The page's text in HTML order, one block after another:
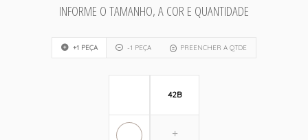
INFORME O TAMANHO, A COR E QUANTIDADE
+1 PEÇA -1 PEÇA PREENCHER A QTDE
42B